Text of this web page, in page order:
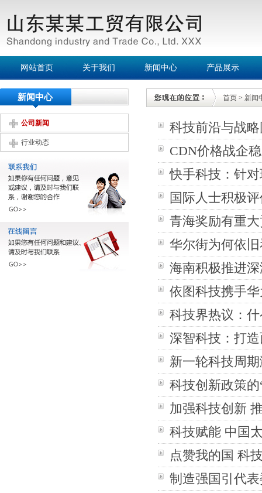
网站首页 关于我们 新闻中心 产品展示
新闻中心
公司新闻
行业动态
首页 > 新闻
科技前沿与战
CDN价格战企
快手科技：针
国际人士积极
青海奖励有重
华尔街为何依
海南积极推进
依图科技携手
科技界热议：
深智科技：打
新一轮科技周
科技创新政策
加强科技创新
科技赋能 中国
点赞我的国 科
制造强国引代